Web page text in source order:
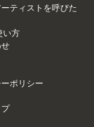
ティストを呼びた
い方
ポリシー